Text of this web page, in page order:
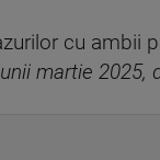
cu ambii
martie 2025,